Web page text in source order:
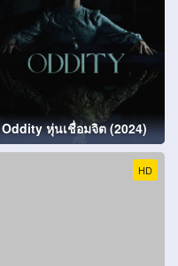
Oddity หุ่นเชื่อมจิต (2024)
HD